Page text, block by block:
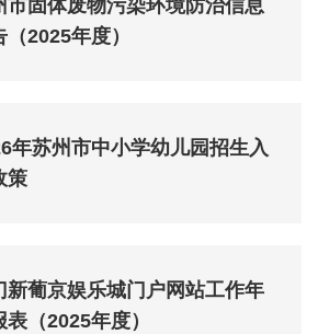
市固体废物污染环境防治信息
（2025年度）
年苏州市中小学幼儿园招生入
策
新葡京娱乐城门户网站工作年
表（2025年度）